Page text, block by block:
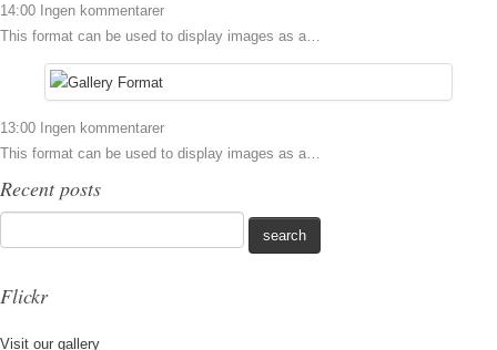
14:00 Ingen kommentarer
This format can be used to display images as a…
13:00 Ingen kommentarer
This format can be used to display images as a…
Recent posts
Flickr
Visit our gallery